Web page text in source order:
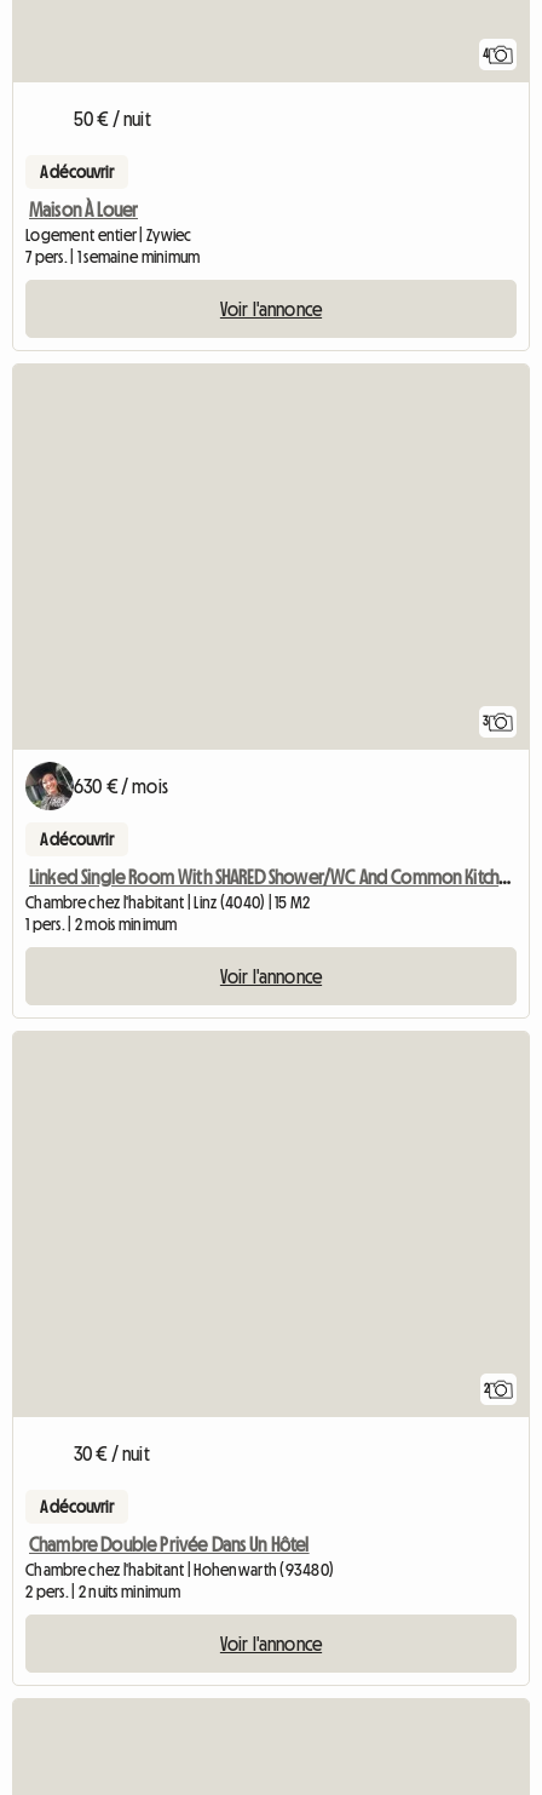
4
50 € / nuit
A découvrir
Maison À Louer
Logement entier | Zywiec
7 pers. | 1 semaine minimum
Voir l'annonce
3
630 € / mois
A découvrir
Linked Single Room With SHARED Shower/WC And Common Kitchen
Chambre chez l'habitant | Linz (4040) | 15 M2
1 pers. | 2 mois minimum
Voir l'annonce
2
30 € / nuit
A découvrir
Chambre Double Privée Dans Un Hôtel
Chambre chez l'habitant | Hohenwarth (93480)
2 pers. | 2 nuits minimum
Voir l'annonce